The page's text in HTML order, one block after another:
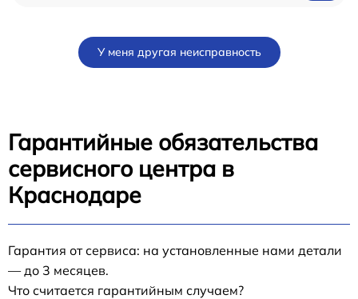
У меня другая неисправность
Гарантийные обязательства
сервисного центра в
Краснодаре
Гарантия от сервиса: на установленные нами детали
— до 3 месяцев.
Что считается гарантийным случаем?